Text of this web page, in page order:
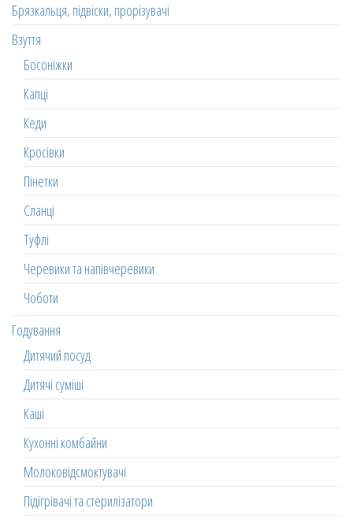
Брязкальця, підвіски, прорізувачі
Взуття
Босоніжки
Капці
Кеди
Кросівки
Пінетки
Сланці
Туфлі
Черевики та напівчеревики
Чоботи
Годування
Дитячий посуд
Дитячі суміші
Каші
Кухонні комбайни
Молоковідсмоктувачі
Підігрівачі та стерилізатори